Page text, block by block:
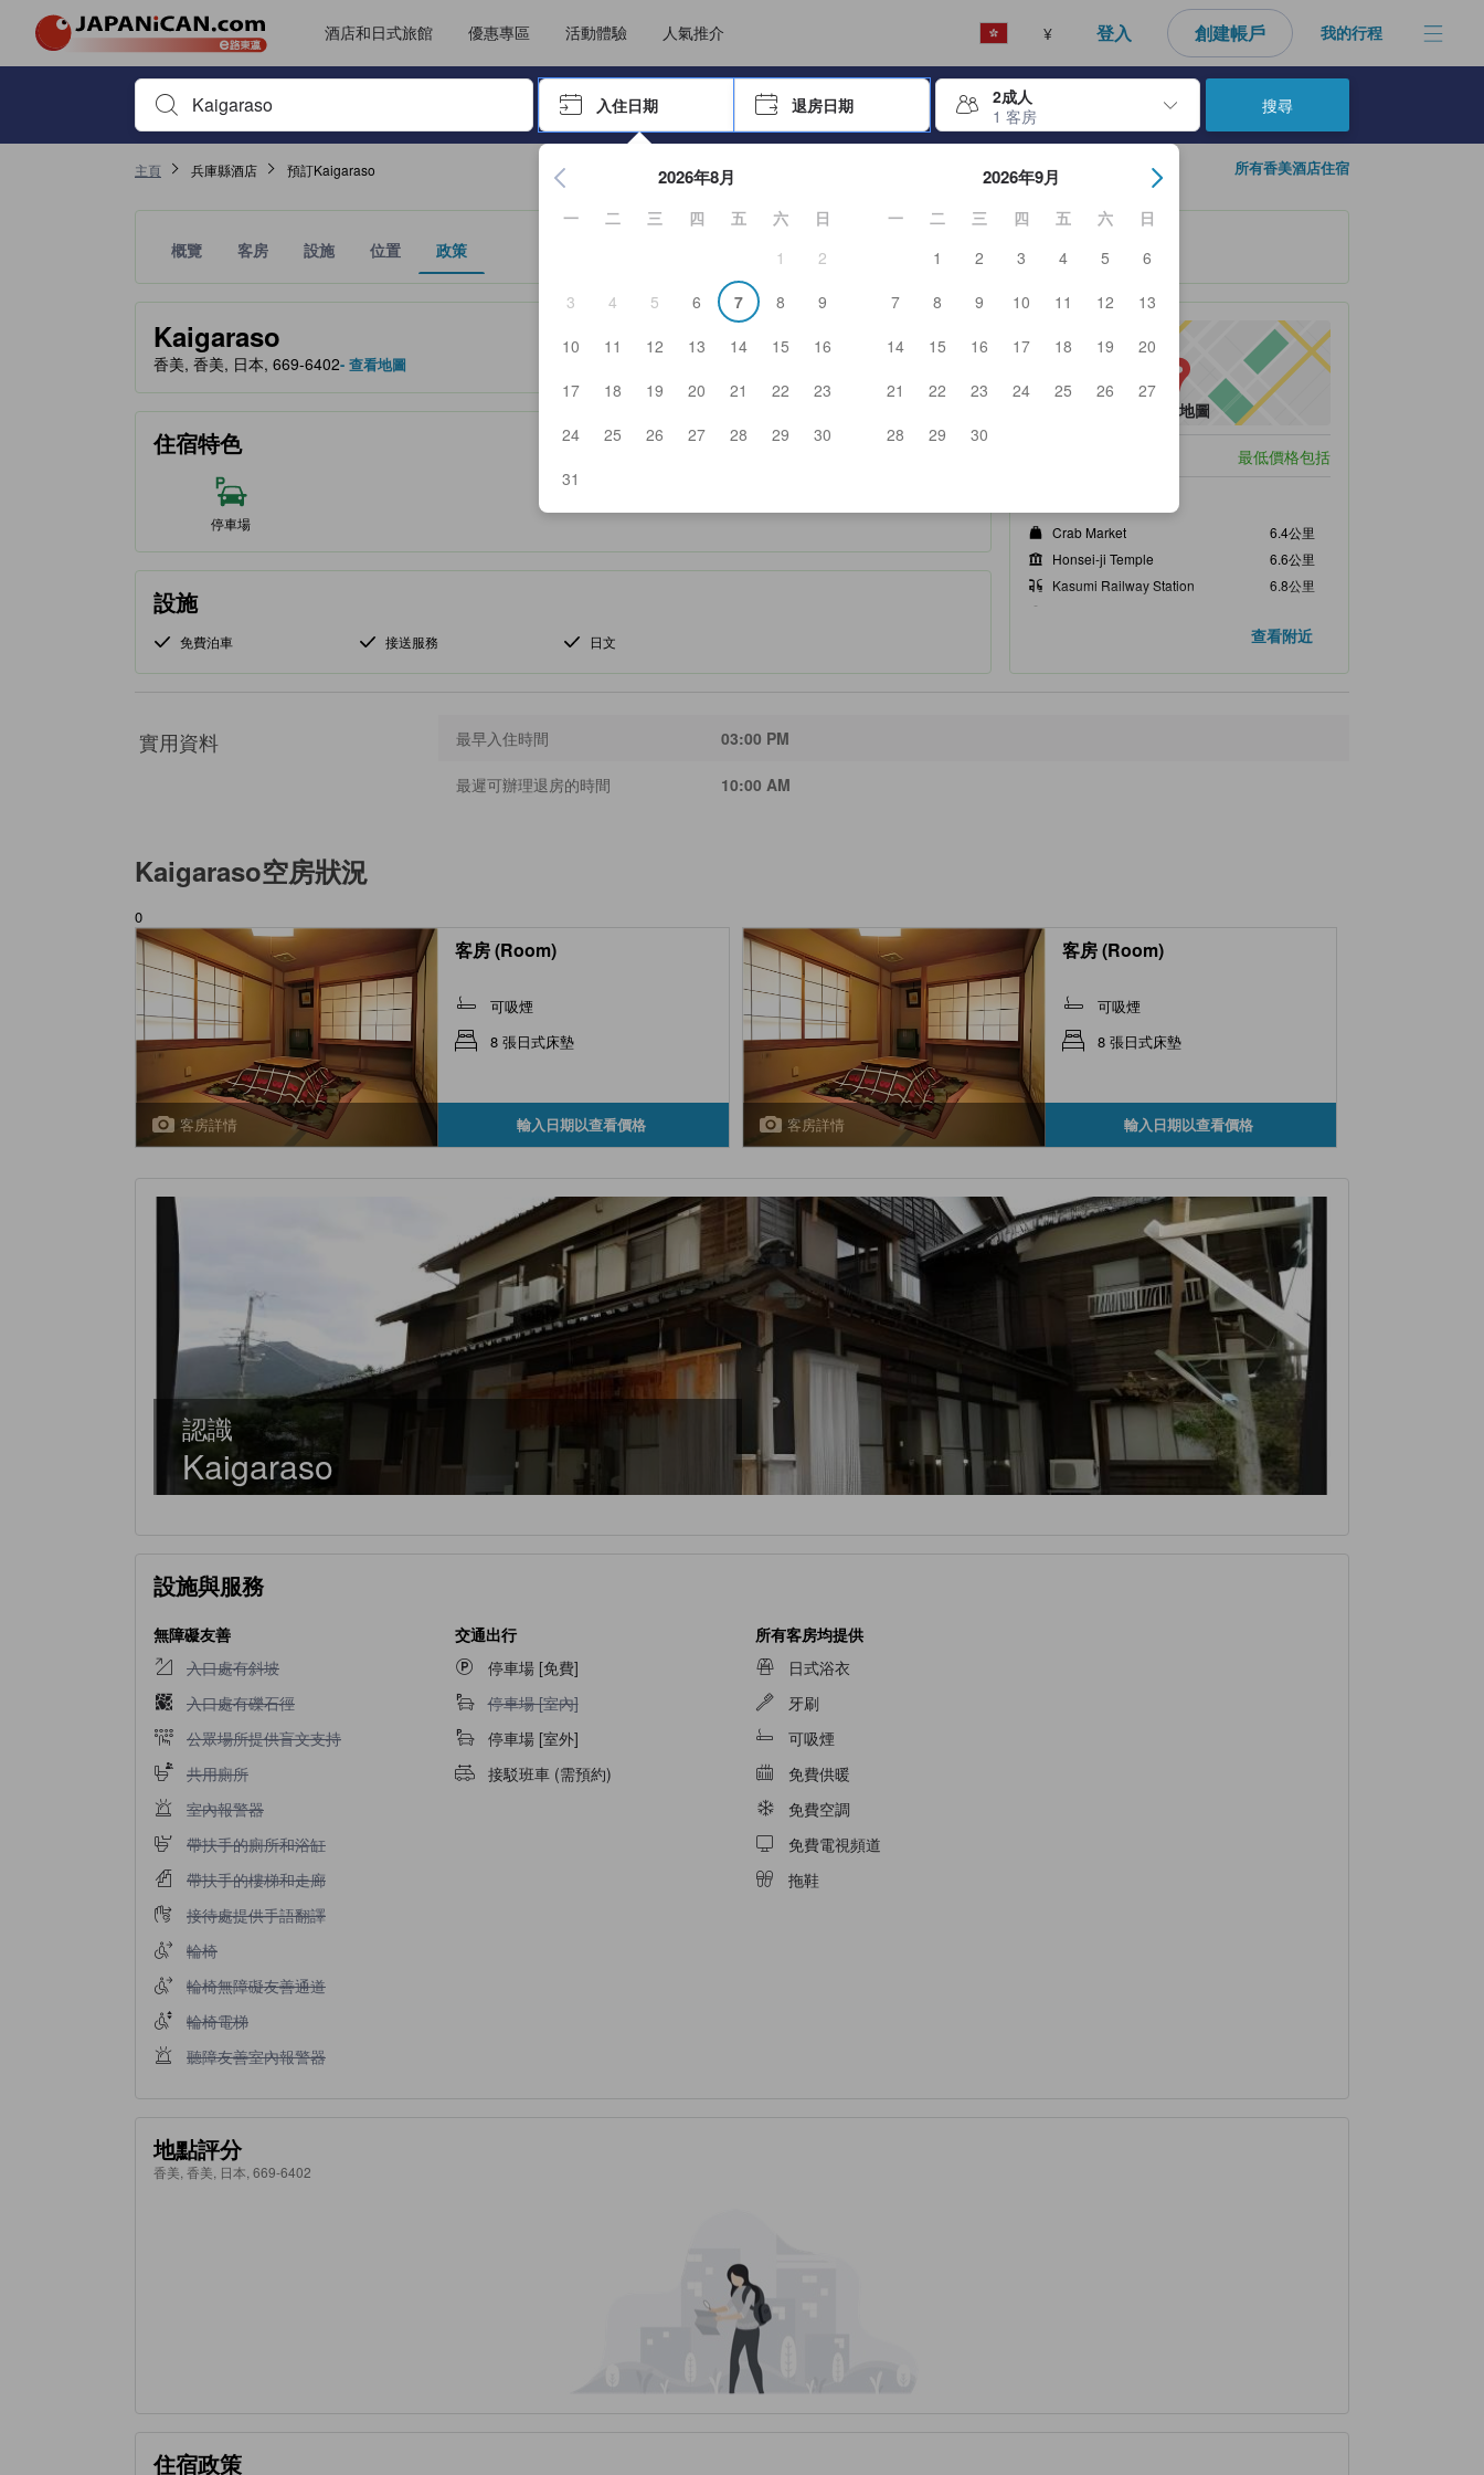
酒店和日式旅館 優惠專區 活動體驗 人氣推介 ¥ 登入 創建帳戶 我的行程
首先輸入住宿名稱或關鍵字搜尋，並使用箭頭鍵或 Tab鍵尋找，再按Enter鍵選擇
入住日期 退房日期
2成人
1 客房
按Enter鍵開始瀏覽日期選擇器，並使用方向鍵瀏覽入住和退房日期。使用Enter鍵選擇日期後，入住日期將會選取。請重覆相同步驟以選
2026年8月
一 二 三 四 五 六
日
1
2
3
4 5 6 7 8
9
10
11 12 13 14 15
16
17
18 19 20 21 22
23
24
25 26 27 28 29
30
31
2026年9月
一 二 三 四 五 六
日
1
2 3 4 5
6
7
8 9 10 11 12
13
14
15 16 17 18 19
20
21
22 23 24 25 26
27
28
29 30
搜尋
主頁 兵庫縣酒店 預訂Kaigaraso 所有香美酒店住宿
概覽 客房 設施 位置 政策
Kaigaraso
tooltip
金星評級由夥伴網站提供，反映住客對舒適度及設施服務等的預期。
香美, 香美, 日本, 669-6402- 查看地圖
住宿特色
停車場
設施
免費泊車 接送服務 日文
查看地圖
最低價格包括
Crab Market
6.4公里
Honsei-ji Temple
6.6公里
Kasumi Railway Station
6.8公里
7.6公里
查看附近
實用資料 最早入住時間 03:00 PM
最遲可辦理退房的時間 10:00 AM
Kaigaraso空房狀況
0
客房詳情
客房 (Room)
可吸煙
8 張日式床墊
輸入日期以查看價格 客房詳情
客房 (Room)
可吸煙
8 張日式床墊
輸入日期以查看價格
認識
Kaigaraso
設施與服務
無障礙友善
入口處有斜坡不適用
入口處有斜坡
入口處有礫石徑不適用
入口處有礫石徑
公眾場所提供盲文支持不適用
公眾場所提供盲文支持
共用廁所不適用
共用廁所
室內報警器不適用
室內報警器
帶扶手的廁所和浴缸不適用
帶扶手的廁所和浴缸
帶扶手的樓梯和走廊不適用
帶扶手的樓梯和走廊
接待處提供手語翻譯不適用
接待處提供手語翻譯
輪椅不適用
輪椅
輪椅無障礙友善通道不適用
輪椅無障礙友善通道
輪椅電梯不適用
輪椅電梯
聽障友善室內報警器不適用
聽障友善室內報警器
交通出行
停車場 [免費]
停車場 [室內]不適用
停車場 [室內]
停車場 [室外]
接駁班車 (需預約)
所有客房均提供
日式浴衣
牙刷
可吸煙
免費供暖
免費空調
免費電視頻道
拖鞋
地點評分
香美, 香美, 日本, 669-6402
住宿政策